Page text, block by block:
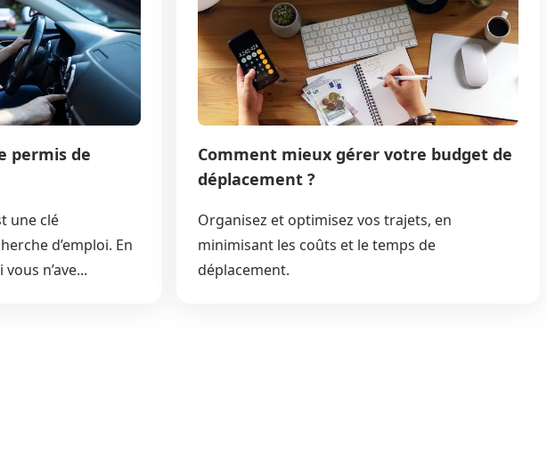
permis de
une clé
d’emploi. En
n’ave...
Comment mieux gérer votre budget de
déplacement ?
Organisez et optimisez vos trajets, en
minimisant les coûts et le temps de
déplacement.